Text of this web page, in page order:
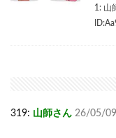
1: 山
319: 山師さん 26/05/